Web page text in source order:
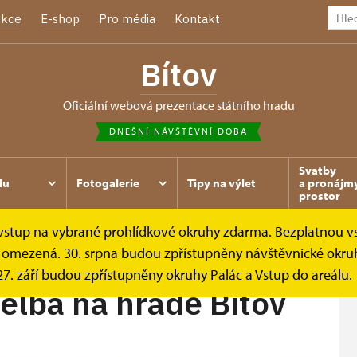
E-shop Pro média Kontakt
Bítov
oficiální webová prezentace státního hradu
DNEŠNÍ NÁVŠTĚVNÍ DOBA
Fotogalerie Tipy na výlet
Svatby
a
prostor
na vybrané prohlídkové okruhy zdarma. Bezplatnou
30. srpna budou zpřístupněny návštěvnické
září budou zpřístupněny okruhy Palác a Vstup do areálu.
hradě...
na hradě Bítov